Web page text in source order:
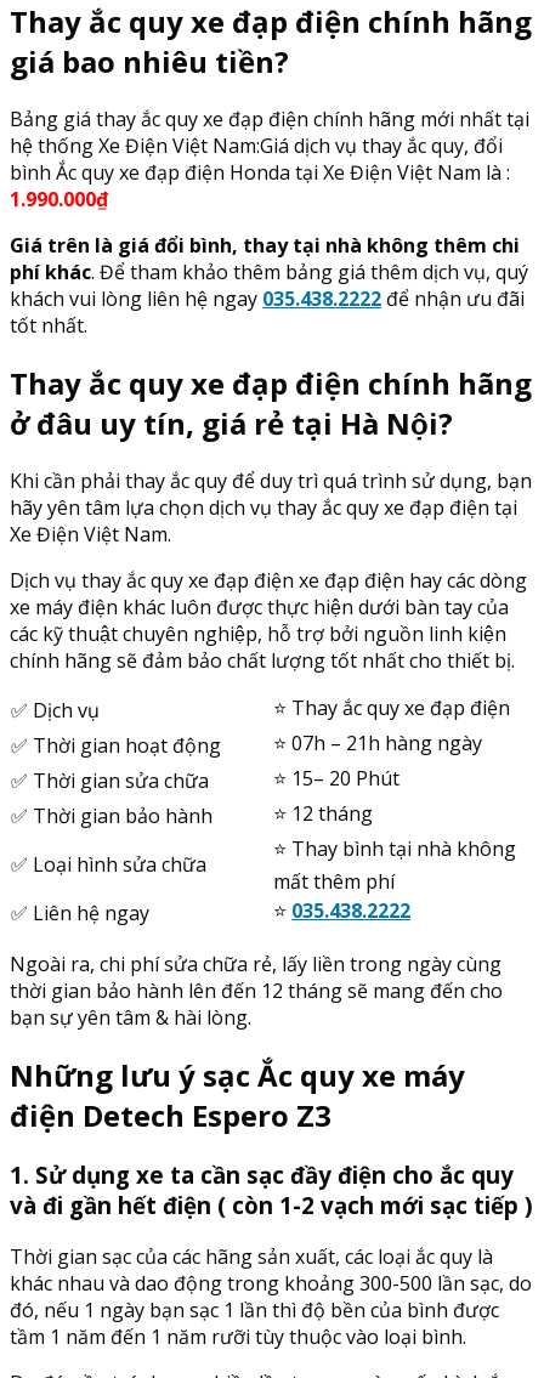
Thay ắc quy xe đạp điện chính hãng
giá bao nhiêu tiền?
Bảng giá thay ắc quy xe đạp điện chính hãng mới nhất tại
hệ thống Xe Điện Việt Nam:Giá dịch vụ thay ắc quy, đổi
bình Ắc quy xe đạp điện Honda tại Xe Điện Việt Nam là :
1.990.000₫
Giá trên là giá đổi bình, thay tại nhà không thêm chi
phí khác. Để tham khảo thêm bảng giá thêm dịch vụ, quý
khách vui lòng liên hệ ngay 035.438.2222 để nhận ưu đãi
tốt nhất.
Thay ắc quy xe đạp điện chính hãng
ở đâu uy tín, giá rẻ tại Hà Nội?
Khi cần phải thay ắc quy để duy trì quá trình sử dụng, bạn
hãy yên tâm lựa chọn dịch vụ thay ắc quy xe đạp điện tại
Xe Điện Việt Nam.
Dịch vụ thay ắc quy xe đạp điện xe đạp điện hay các dòng
xe máy điện khác luôn được thực hiện dưới bàn tay của
các kỹ thuật chuyên nghiệp, hỗ trợ bởi nguồn linh kiện
chính hãng sẽ đảm bảo chất lượng tốt nhất cho thiết bị.
✅ Dịch vụ
⭐️ Thay ắc quy xe đạp điện
✅ Thời gian hoạt động
⭐️ 07h – 21h hàng ngày
✅ Thời gian sửa chữa
⭐️ 15– 20 Phút
✅ Thời gian bảo hành
⭐️ 12 tháng
✅ Loại hình sửa chữa
⭐️ Thay bình tại nhà không
mất thêm phí
✅ Liên hệ ngay
⭐️ 035.438.2222
Ngoài ra, chi phí sửa chữa rẻ, lấy liền trong ngày cùng
thời gian bảo hành lên đến 12 tháng sẽ mang đến cho
bạn sự yên tâm & hài lòng.
Những lưu ý sạc Ắc quy xe máy
điện Detech Espero Z3
1. Sử dụng xe ta cần sạc đầy điện cho ắc quy
và đi gần hết điện ( còn 1-2 vạch mới sạc tiếp )
Thời gian sạc của các hãng sản xuất, các loại ắc quy là
khác nhau và dao động trong khoảng 300-500 lần sạc, do
đó, nếu 1 ngày bạn sạc 1 lần thì độ bền của bình được
tầm 1 năm đến 1 năm rưỡi tùy thuộc vào loại bình.